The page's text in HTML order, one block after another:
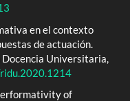
en el contexto
de actuación.
Universitaria,
of